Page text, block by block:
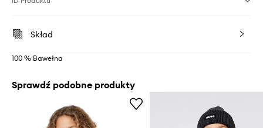
Skład
100 % Bawełna
Sprawdź podobne produkty